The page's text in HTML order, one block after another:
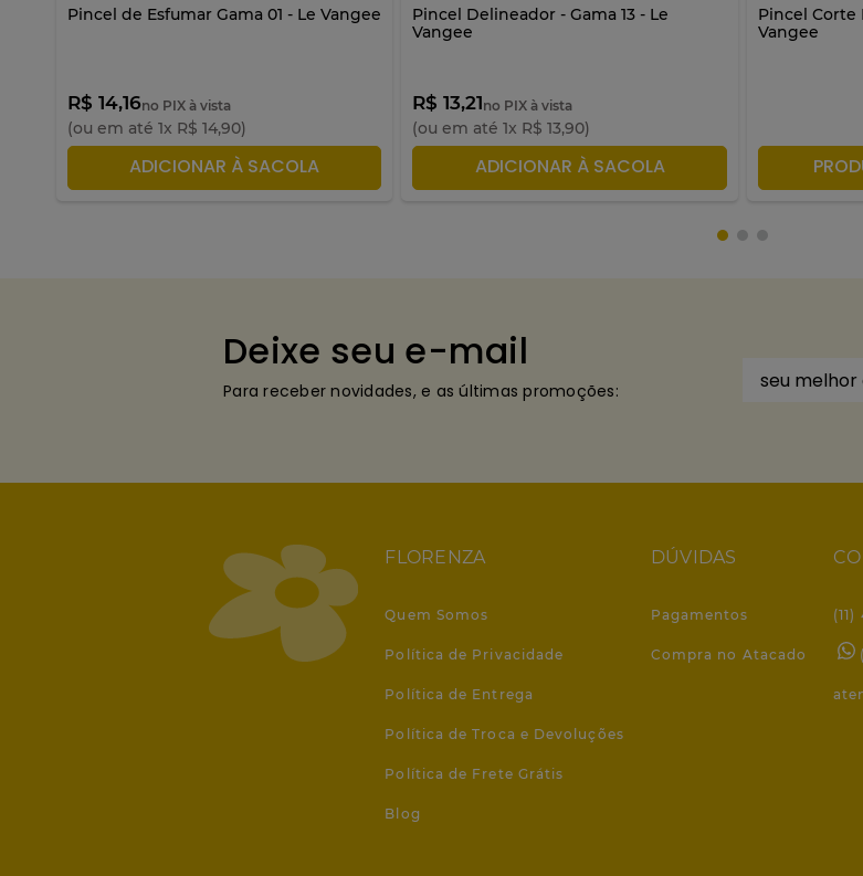
Pincel de Esfumar Gama 01 - Le Vangee
R$ 14,16no PIX à vista
(ou em até 1x R$ 14,90)
ADICIONAR À SACOLA
Pincel Delineador - Gama 13 - Le
Vangee
R$ 13,21no PIX à vista
(ou em até1x R$ 13,90)
ADICIONAR À SACOLA
Pincel Corte
Vangee
Deixe seu e-mail
Para receber novidades, e as últimas promoções:
FLORENZA
Quem Somos
Política de Privacidade
Política de Entrega
Política de Troca e Devoluções
Política de Frete Grátis
Blog
DÚVIDAS
Pagamentos
Compra no Atacado